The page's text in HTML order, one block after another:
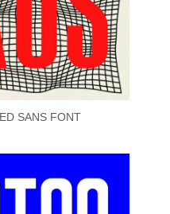
SANS FONT